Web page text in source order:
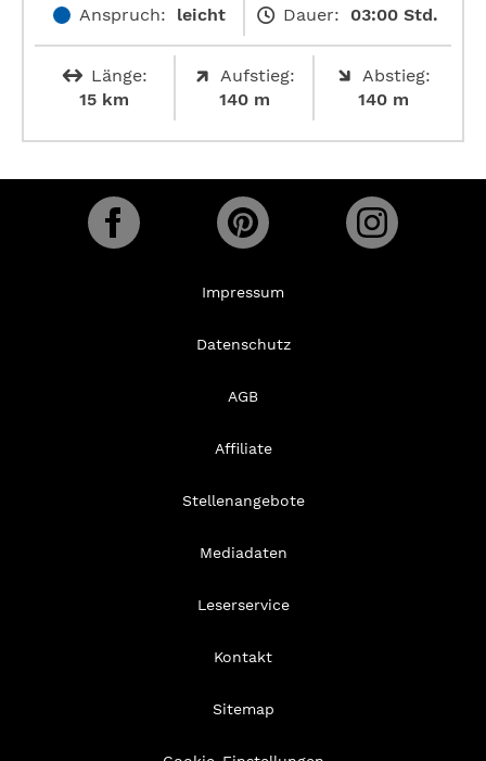
Anspruch: leicht Dauer: 03:00 Std.
Länge:
15 km
Aufstieg:
140 m
Abstieg:
140 m
Impressum
Datenschutz
AGB
Affiliate
Stellenangebote
Mediadaten
Leserservice
Kontakt
Sitemap